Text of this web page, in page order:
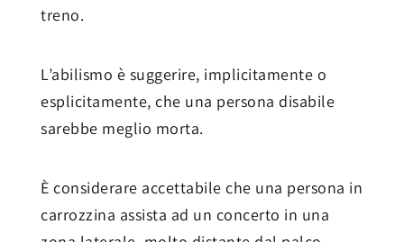
treno.
L’abilismo è suggerire, implicitamente o
esplicitamente, che una persona disabile
sarebbe meglio morta.
È considerare accettabile che una persona in
carrozzina assista ad un concerto in una